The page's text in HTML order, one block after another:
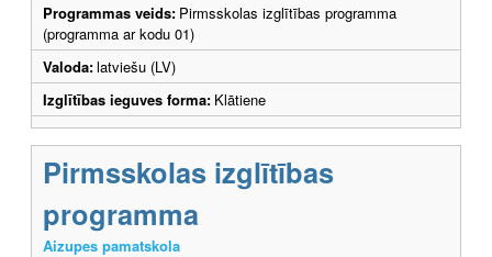
Programmas veids: Pirmsskolas izglītības programma
(programma ar kodu 01)
Valoda:latviešu (LV)
Izglītības ieguves forma: Klātiene
Pirmsskolas izglītības
programma
Aizupes pamatskola